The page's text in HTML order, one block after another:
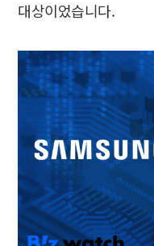
대상이었습니다.